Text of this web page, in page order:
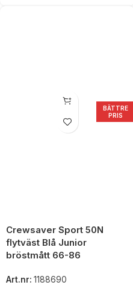
BÄTTRE
PRIS
Crewsaver Sport 50N
flytväst Blå Junior
bröstmått 66-86
Art.nr: 1188690